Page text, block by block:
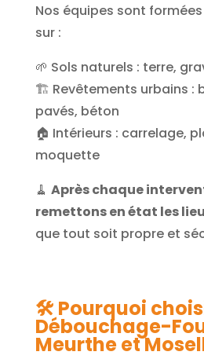
Nos équipes sont
sur :
🌱 Sols naturels : terre,
🏗️ Revêtements urbains :
pavés, béton
🏠 Intérieurs : carrelage,
moquette
🧹 Après chaque
remettons en état les
que tout soit propre et
🛠️ Pourquoi
Débouchage-
Meurthe et